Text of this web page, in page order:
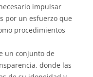
impulsar
por un esfuerzo que
procedimientos
un conjunto de
donde las